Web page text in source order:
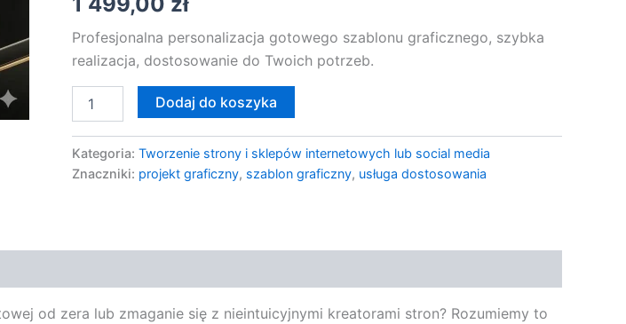
Profesjonalna personalizacja gotowego szablonu graficznego, szybka
realizacja, dostosowanie do Twoich potrzeb.
Dodaj do koszyka
Kategoria: Tworzenie strony i sklepów internetowych lub social media
Znaczniki: projekt graficzny, szablon graficzny, usługa dostosowania
od zera lub zmaganie się z nieintuicyjnymi kreatorami stron? Rozumiemy to